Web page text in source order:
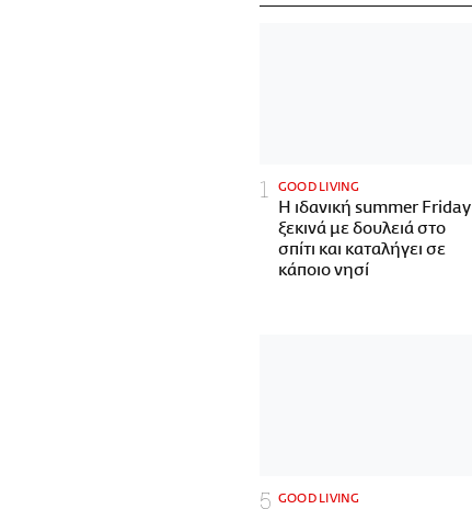
GOOD LIVING
Η ιδανική summer Friday
ξεκινά με δουλειά στο
σπίτι και καταλήγει σε
κάποιο νησί
GOOD LIVING